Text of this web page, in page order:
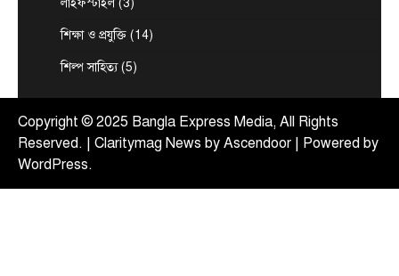
5
‘বাংলাদেশের জনগণের অনুভূতির বিষয়ে
ভারতকে আরও বেশি সংবেদনশীল হতে হবে’
ভারতকে আরও বেশি…
শিক্ষা ও প্রযুক্তি (14)
শিল্প সাহিত্য(5)
Copyright © 2025 Bangla Express Media, All Rights
Reserved. | Claritymag News by Ascendoor | Powered by
WordPress.